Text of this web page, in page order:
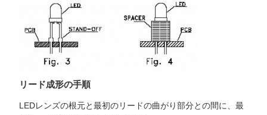
リード成形の手順
LEDレンズの根元と最初のリードの曲がり部分との間に、最